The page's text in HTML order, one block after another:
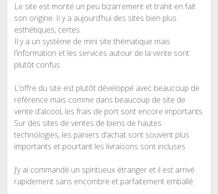
Le site est monté un peu bizarrement et trahit en fait
son origine. Il y a aujourd’hui des sites bien plus
esthétiques, certes.
Il y a un système de mini site thématique mais
l’information et les services autour de la vente sont
plutôt confus.
L’offre du site est plutôt développé avec beaucoup de
référence mais comme dans beaucoup de site de
vente d’alcool, les frais de port sont encore importants.
Sur des sites de ventes de biens de hautes
technologies, les paniers d’achat sont souvent plus
importants et pourtant les livraisons sont incluses.
J’y ai commandé un spiritueux étranger et il est arrivé
rapidement sans encombre et parfaitement emballé.